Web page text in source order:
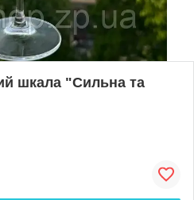
шкала "Сильна та